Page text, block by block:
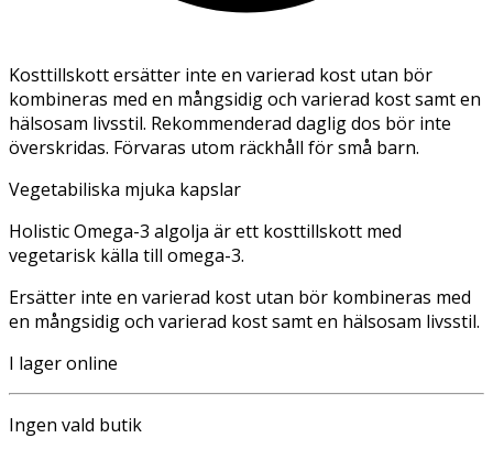
Kosttillskott ersätter inte en varierad kost utan bör
kombineras med en mångsidig och varierad kost samt en
hälsosam livsstil. Rekommenderad daglig dos bör inte
överskridas. Förvaras utom räckhåll för små barn.
Vegetabiliska mjuka kapslar
Holistic Omega-3 algolja är ett kosttillskott med
vegetarisk källa till omega-3.
Ersätter inte en varierad kost utan bör kombineras med
en mångsidig och varierad kost samt en hälsosam livsstil.
I lager online
Ingen vald butik